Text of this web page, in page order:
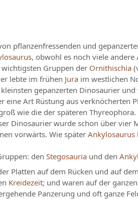
pflanzenfressenden und
, obwohl es noch viele
Gruppen der Ornithischia
lebte im frühen Jura im westlichen
gepanzerten Dinosaurier
eine Art Rüstung aus verknöcherten
wie die der späteren Thyreophora.
Dinosaurier wurde schon über vier
vorwärts. Wie später Ankylosaurus
den Stegosauria und den
Platten auf dem Rücken und auf
Kreidezeit; und waren auf der
Panzerung und oft ganze